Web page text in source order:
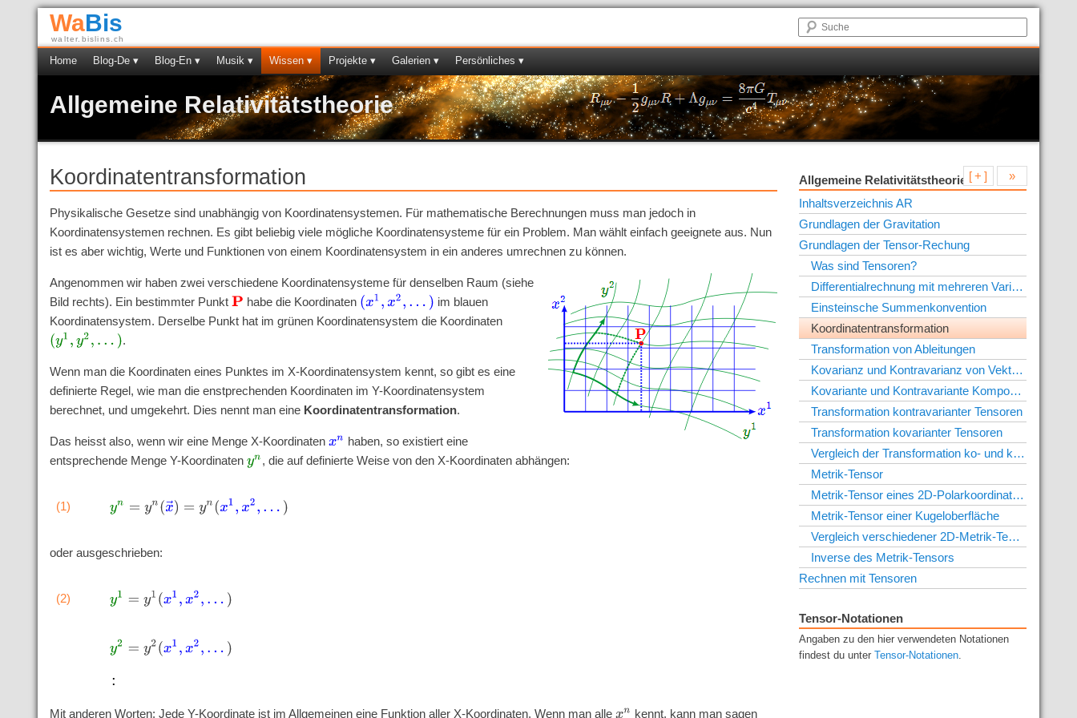
WaBis
walter.bislins.ch
Home Blog-De ▾ Blog-En ▾ Musik ▾ Wissen ▾ Projekte ▾ Galerien ▾ Persönliches ▾
Allgemeine Relativitätstheorie
»
[ + ]
Koordinatentransformation
Physikalische Gesetze sind unabhängig von Koordinatensystemen. Für mathematische Berechnungen muss man jedoch in
Koordinatensystemen rechnen. Es gibt beliebig viele mögliche Koordinatensysteme für ein Problem. Man wählt einfach geeignete aus. Nun
ist es aber wichtig, Werte und Funktionen von einem Koordinatensystem in ein anderes umrechnen zu können.
Angenommen wir haben zwei verschiedene Koordinatensysteme für denselben Raum (siehe
Bild rechts). Ein bestimmter PunktP habe die Koordinaten (x1, 2,..
im blauen
Koordinatensystem. Derselbe Punkt hat im grünen Koordinatensystem die Koordinaten
(y1, y2,. .
Wenn man die Koordinaten eines Punktes im X-Koordinatensystem kennt, so gibt es eine
definierte Regel, wie man die enstprechenden Koordinaten im Y-Koordinatensystem
berechnet, und umgekehrt. Dies nennt man eine Koordinatentransformation.
Das heisst also, wenn wir eine Menge X-Koordinatenxn haben, so existiert eine
entsprechende Menge Y-Koordinatenyn , die auf definierte Weise von den X-Koordinaten abhängen:
(1) y n=yn(x →) =yn (x1, 2,..
oder ausgeschrieben:
(2) y1 =y 1(x1 x2,.
y2 =y2(x1 x2,.
Mit anderen Worten: Jede Y-Koordinate ist im Allgemeinen eine Funktion aller X-Koordinaten. Wenn man allexn kennt, kann man sagen
Allgemeine Relativitätstheorie
Inhaltsverzeichnis AR
Grundlagen der Gravitation
Grundlagen der Tensor-Rechung
Was sind Tensoren?
Differentialrechnung mit mehreren Variablen
Einsteinsche Summenkonvention
Koordinatentransformation
Transformation von Ableitungen
Kovarianz und Kontravarianz von Vektoren
Kovariante und Kontravariante Komponenten
Transformation kontravarianter Tensoren
Transformation kovarianter Tensoren
Vergleich der Transformation ko- und kontravarianter Tensoren
Metrik-Tensor
Metrik-Tensor eines 2D-Polarkoordinatensystems
Metrik-Tensor einer Kugeloberfläche
Vergleich verschiedener 2D-Metrik-Tensoren
Inverse des Metrik-Tensors
Rechnen mit Tensoren
Tensor-Notationen
Angaben zu den hier verwendeten Notationen
findest du unter
Tensor-Notationen.